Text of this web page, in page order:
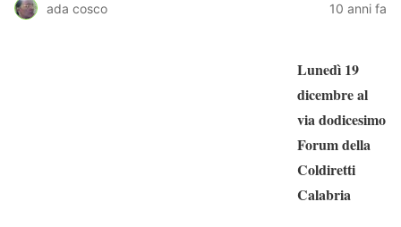
ada cosco 10 anni fa
Lunedì 19
dicembre al
via dodicesimo
Forum della
Coldiretti
Calabria